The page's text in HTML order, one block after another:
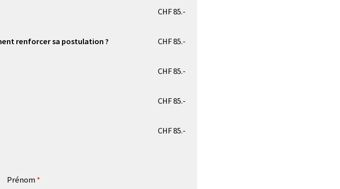
CHF 85.-
renforcer sa postulation ? CHF 85.-
CHF 85.-
CHF 85.-
CHF 85.-
Prénom*